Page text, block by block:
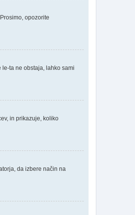
opozorite
ta ne obstaja, lahko sami
in prikazuje, koliko
da izbere način na